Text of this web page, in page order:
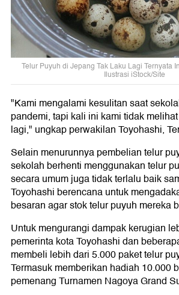
Telur Puyuh di Jepang Tak Laku Lagi Ternyata
Ilustrasi iStock/Site
"Kami mengalami kesulitan saat
pandemi, tapi kali ini kami tidak
lagi," ungkap perwakilan Toyohashi,
Selain menurunnya pembelian telur
sekolah berhenti menggunakan telur
secara umum juga tidak terlalu baik
Toyohashi berencana untuk
besaran agar stok telur puyuh mereka
Untuk mengurangi dampak kerugian
pemerinta kota Toyohashi dan
membeli lebih dari 5.000 paket telur
Termasuk memberikan hadiah 10.000
pemenang Turnamen Nagoya Grand